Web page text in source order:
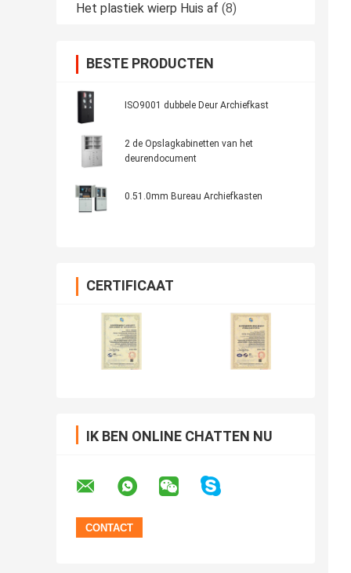
Het plastiek wierp Huis af (8)
BESTE PRODUCTEN
ISO9001 dubbele Deur Archiefkast
2 de Opslagkabinetten van het
deurendocument
0.51.0mm Bureau Archiefkasten
CERTIFICAAT
IK BEN ONLINE CHATTEN NU